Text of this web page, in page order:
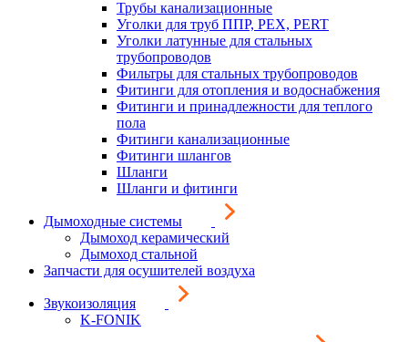
Трубы канализационные
Уголки для труб ППР, PEX, PERT
Уголки латунные для стальных
трубопроводов
Фильтры для стальных трубопроводов
Фитинги для отопления и водоснабжения
Фитинги и принадлежности для теплого
пола
Фитинги канализационные
Фитинги шлангов
Шланги
Шланги и фитинги
Дымоходные системы
Дымоход керамический
Дымоход стальной
Запчасти для осушителей воздуха
Звукоизоляция
K-FONIK